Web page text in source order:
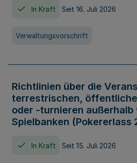
In Kraft Seit 16. Juli 2026
Verwaltungsvorschrift
Richtlinien über die
terrestrischen,
oder -turnieren außerhalb
Spielbanken (Pokererlass
In Kraft Seit 15. Juli 2026